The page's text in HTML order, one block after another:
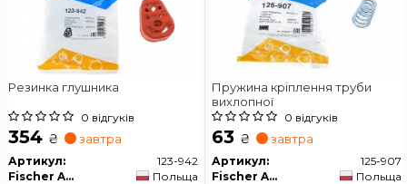
Резинка глушника
0 відгуків
354 ₴ завтра
Артикул:
123-942
Fischer Automotive One (FA1)
Польща
Пружина кріплення труби
вихлопної
0 відгуків
63 ₴ завтра
Артикул:
125-907
Fischer Automotive One (FA1)
Польща